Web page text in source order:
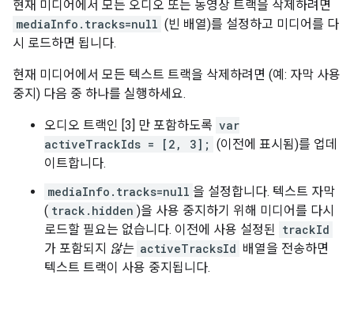
현재 미디어에서 모든 오디오 또는 동영상 트랙을 삭제하려면
mediaInfo.tracks=null (빈 배열)를 설정하고 미디어를 다
시 로드하면 됩니다.
현재 미디어에서 모든 텍스트 트랙을 삭제하려면 (예: 자막 사용
중지) 다음 중 하나를 실행하세요.
오디오 트랙인 [3] 만 포함하도록 var
activeTrackIds = [2, 3]; (이전에 표시됨)를 업데
이트합니다.
mediaInfo.tracks=null 을 설정합니다. 텍스트 자막
( track.hidden )을 사용 중지하기 위해 미디어를 다시
로드할 필요는 없습니다. 이전에 사용 설정된 trackId
가 포함되지 않는 activeTracksId 배열을 전송하면
텍스트 트랙이 사용 중지됩니다.